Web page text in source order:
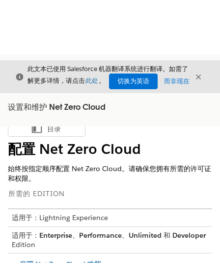
关闭
此文本已使用 Salesforce 机器翻译系统进行翻译。如需了
解更多详情，请点击此处。 切换为英语 而非现在 关闭
设置和维护 Net Zero Cloud
显示目录
目录
配置 Net Zero Cloud
始终按指定顺序配置 Net Zero Cloud。请确保您拥有所需的许可证
和权限。
所需的 EDITION
适用于：Lightning Experience
适用于： Enterprise、 Performance、 Unlimited 和 Developer
Edition
发现 Net Zero Cloud 功能